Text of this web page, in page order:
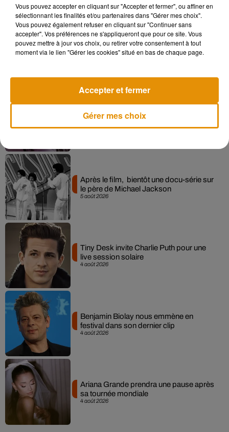
Musique
Pomme emprunte le décor de l’émission
« Loups Garous » pour son...
6 août 2026
La version réécrite de « Beautiful Day »
interprétée lors des...
5 août 2026
Après le film, bientôt une docu-série sur
le père de Michael Jackson
4 août 2026
Tiny Desk invite Charlie Puth pour une
live session solaire
4 août 2026
Benjamin Biolay nous emmène en
festival dans son dernier clip
4 août 2026
Ariana Grande prendra une pause après
sa tournée mondiale
Vous pouvez accepter en cliquant sur "Accepter et fermer", ou affiner en
sélectionnant les finalités et/ou partenaires dans "Gérer mes choix".
Vous pouvez également refuser en cliquant sur "Continuer sans
accepter". Vos préférences ne s'appliqueront que pour ce site. Vous
pouvez mettre à jour vos choix, ou retirer votre consentement à tout
moment via le lien "Gérer les cookies" situé en bas de chaque page.
Gérer mes choix
Accepter et fermer